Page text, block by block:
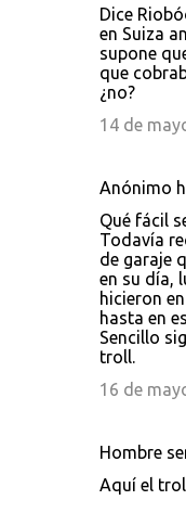
Dice
en Suiza
supone
que
¿no?
14 de
Anónimo
Qué fácil
Todavía
de garaje
en su día,
hicieron
hasta en
Sencillo
troll.
16 de
Hombre
Aquí el